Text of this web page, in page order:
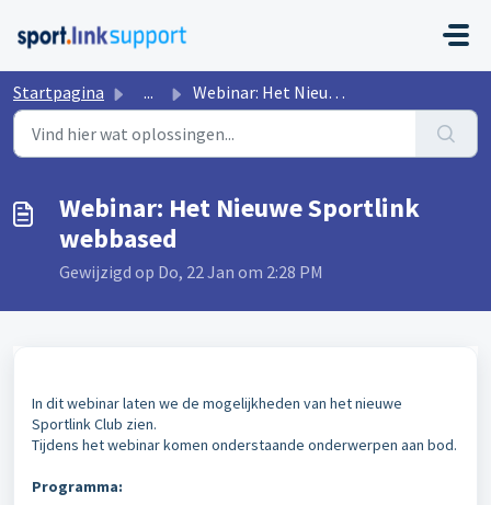
Startpagina ... Webinar: Het Nieuwe Sportlink webbased
Webinar: Het Nieuwe Sportlink
webbased
Gewijzigd op Do, 22 Jan om 2:28 PM
In dit webinar laten we de mogelijkheden van het nieuwe
Sportlink Club zien.
Tijdens het webinar komen onderstaande onderwerpen aan bod.
Programma: